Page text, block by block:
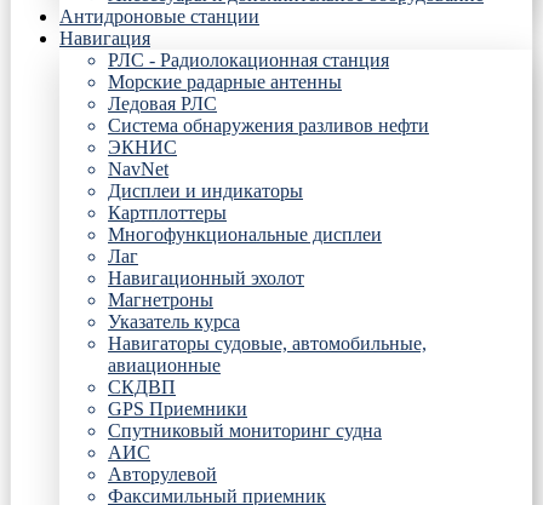
Антидроновые станции
Навигация
РЛС - Радиолокационная станция
Морские радарные антенны
Ледовая РЛС
Система обнаружения разливов нефти
ЭКНИС
NavNet
Дисплеи и индикаторы
Картплоттеры
Многофункциональные дисплеи
Лаг
Навигационный эхолот
Магнетроны
Указатель курса
Навигаторы судовые, автомобильные,
авиационные
СКДВП
GPS Приемники
Спутниковый мониторинг судна
АИС
Авторулевой
Факсимильный приемник